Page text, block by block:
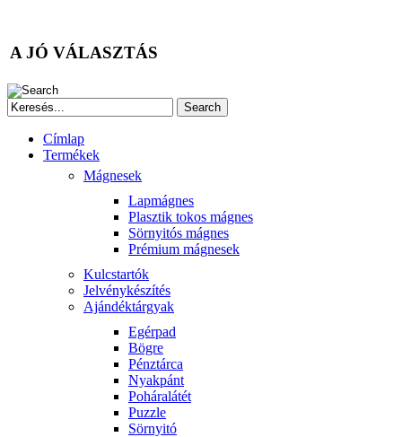
A JÓ VÁLASZTÁS
Search
Címlap
Termékek
Mágnesek
Lapmágnes
Plasztik tokos mágnes
Sörnyitós mágnes
Prémium mágnesek
Kulcstartók
Jelvénykészítés
Ajándéktárgyak
Egérpad
Bögre
Pénztárca
Nyakpánt
Poháralátét
Puzzle
Sörnyitó